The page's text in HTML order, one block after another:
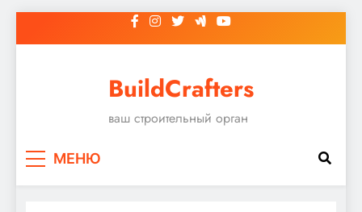
к
BuildCrafters
ваш строительный орган
МЕНЮ